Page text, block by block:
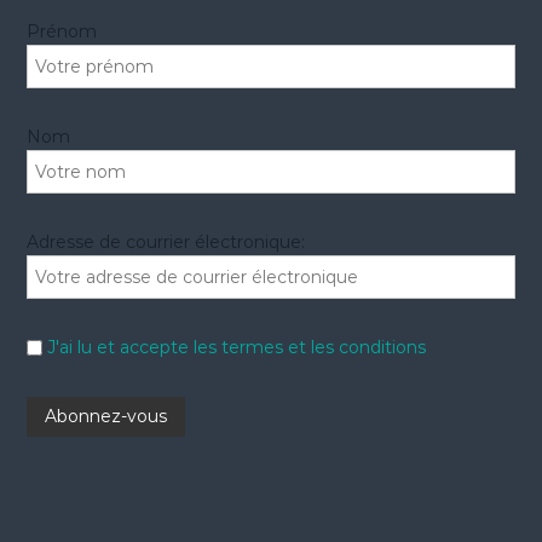
Prénom
Nom
Adresse de courrier électronique:
J'ai lu et accepte les termes et les conditions